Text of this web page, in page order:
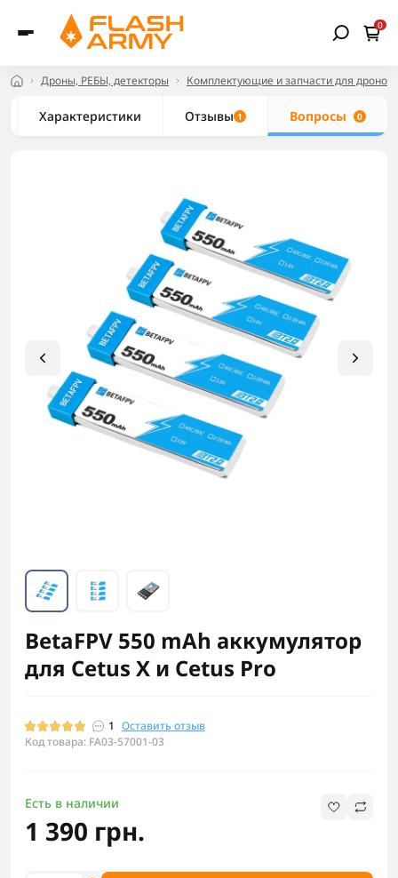
0
Дроны, РЕБЫ, детекторы Комплектующие и запчасти для дронов
Характеристики Отзывы 1 Вопросы 0
BetaFPV 550 mAh аккумулятор
для Cetus X и Cetus Pro
1 Оставить отзыв
Код товара: FA03-57001-03
Есть в наличии
1 390 грн.